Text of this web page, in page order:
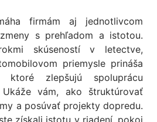
firmám aj jednotlivcom
s prehľadom a istotou.
skúseností v letectve,
priemysle prináša
ktoré zlepšujú spoluprácu
vám, ako štruktúrovať
a posúvať projekty dopredu.
získali istotu v riadení, pokoj